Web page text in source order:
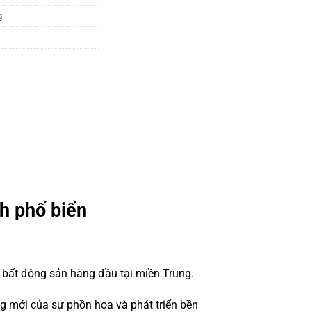
phố biển
động sản hàng đầu tại miền Trung.
mới của sự phồn hoa và phát triển bền